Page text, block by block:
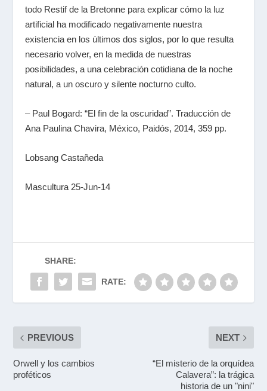
todo Restif de la Bretonne para explicar cómo la luz
artificial ha modificado negativamente nuestra
existencia en los últimos dos siglos, por lo que resulta
necesario volver, en la medida de nuestras
posibilidades, a una celebración cotidiana de la noche
natural, a un oscuro y silente nocturno culto.
– Paul Bogard: “El fin de la oscuridad”. Traducción de
Ana Paulina Chavira, México, Paidós, 2014, 359 pp.
Lobsang Castañeda
Mascultura 25-Jun-14
SHARE:
RATE:
PREVIOUS
Orwell y los cambios
proféticos
NEXT
“El misterio de la orquídea
Calavera”: la trágica
historia de un "nini"